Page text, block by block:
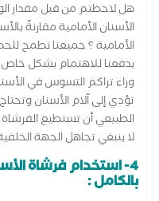
هل لاحظتم من قبل مقدار
الأسنان الأمامية مقارنةً
الأمامية ؟ جميعنا نطمح
يدفعنا للاهتمام بشكل خاص
وراء تراكم التسوس في
تؤدي إلى آلام الأسنان
الطبيعي أن تستطيع
لا ينبغي تجاهل الجهة
4- استخدام فرشاة
بالكامل :